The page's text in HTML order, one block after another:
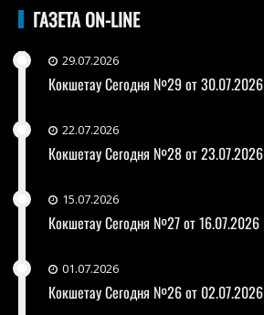
ГАЗЕТА ON-LINE
29.07.2026
Кокшетау Сегодня №29 от 30.07.2026
22.07.2026
Кокшетау Сегодня №28 от 23.07.2026
15.07.2026
Кокшетау Сегодня №27 от 16.07.2026
01.07.2026
Кокшетау Сегодня №26 от 02.07.2026